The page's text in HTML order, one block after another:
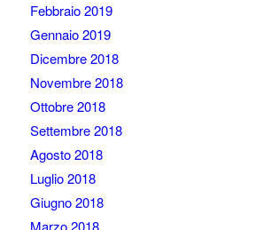
Febbraio 2019
Gennaio 2019
Dicembre 2018
Novembre 2018
Ottobre 2018
Settembre 2018
Agosto 2018
Luglio 2018
Giugno 2018